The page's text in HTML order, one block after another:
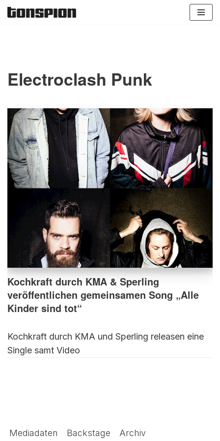
Electroclash Punk
Kochkraft durch KMA & Sperling
veröffentlichen gemeinsamen Song „Alle
Kinder sind tot“
Kochkraft durch KMA und Sperling releasen eine
Single samt Video
Mediadaten Backstage Archiv